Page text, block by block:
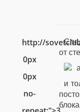
http://
0px
0px
no-
от
и